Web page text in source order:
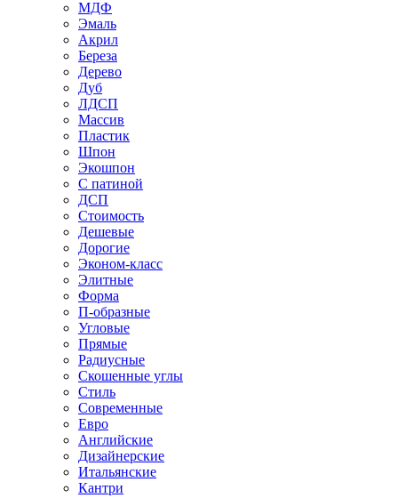
МДФ
Эмаль
Акрил
Береза
Дерево
Дуб
ЛДСП
Массив
Пластик
Шпон
Экошпон
С патиной
ДСП
Стоимость
Дешевые
Дорогие
Эконом-класс
Элитные
Форма
П-образные
Угловые
Прямые
Радиусные
Скошенные углы
Стиль
Современные
Евро
Английские
Дизайнерские
Итальянские
Кантри